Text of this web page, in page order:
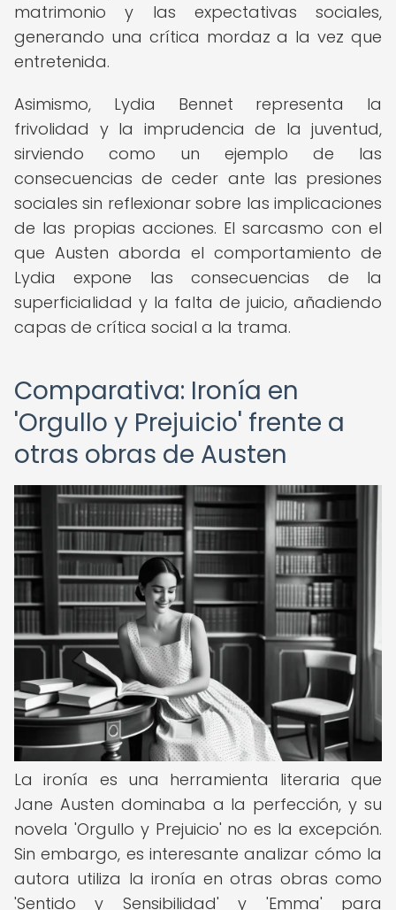
matrimonio y las expectativas sociales,
generando una crítica mordaz a la vez que
entretenida.
Asimismo, Lydia Bennet representa la
frivolidad y la imprudencia de la juventud,
sirviendo como un ejemplo de las
consecuencias de ceder ante las presiones
sociales sin reflexionar sobre las implicaciones
de las propias acciones. El sarcasmo con el
que Austen aborda el comportamiento de
Lydia expone las consecuencias de la
superficialidad y la falta de juicio, añadiendo
capas de crítica social a la trama.
Comparativa: Ironía en
'Orgullo y Prejuicio' frente a
otras obras de Austen
La ironía es una herramienta literaria que
Jane Austen dominaba a la perfección, y su
novela 'Orgullo y Prejuicio' no es la excepción.
Sin embargo, es interesante analizar cómo la
autora utiliza la ironía en otras obras como
'Sentido y Sensibilidad' y 'Emma' para